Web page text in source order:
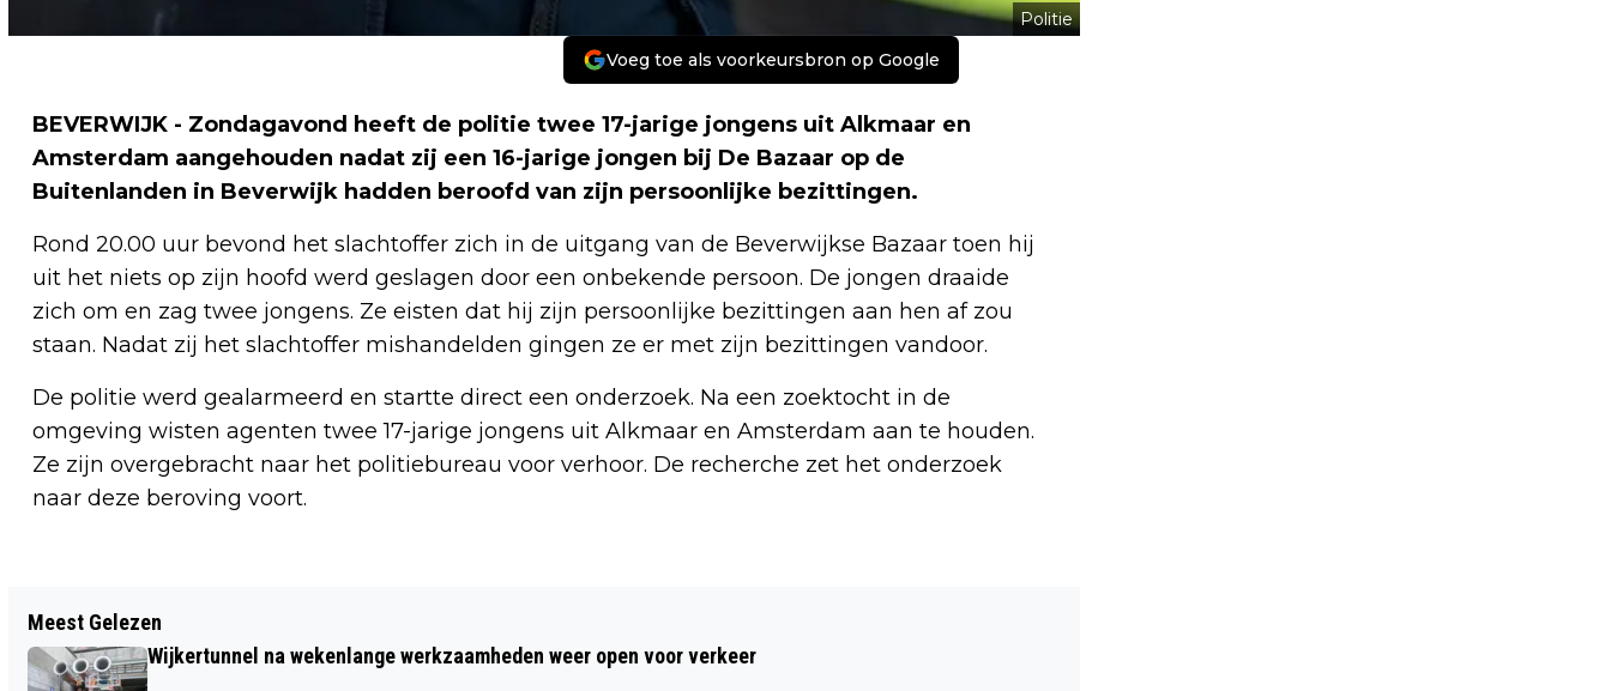
Politie
Voeg toe als voorkeursbron op Google
BEVERWIJK - Zondagavond heeft de politie twee 17-jarige jongens uit Alkmaar en
Amsterdam aangehouden nadat zij een 16-jarige jongen bij De Bazaar op de
Buitenlanden in Beverwijk hadden beroofd van zijn persoonlijke bezittingen.
Rond 20.00 uur bevond het slachtoffer zich in de uitgang van de Beverwijkse Bazaar toen hij
uit het niets op zijn hoofd werd geslagen door een onbekende persoon. De jongen draaide
zich om en zag twee jongens. Ze eisten dat hij zijn persoonlijke bezittingen aan hen af zou
staan. Nadat zij het slachtoffer mishandelden gingen ze er met zijn bezittingen vandoor.
De politie werd gealarmeerd en startte direct een onderzoek. Na een zoektocht in de
omgeving wisten agenten twee 17-jarige jongens uit Alkmaar en Amsterdam aan te houden.
Ze zijn overgebracht naar het politiebureau voor verhoor. De recherche zet het onderzoek
naar deze beroving voort.
100% HOLLANDSE HITS LIVE
DONDERDAG IN KENNEMER THEATER
VOOR GEBRUIK MOBIELE TELEFOONS
Meest Gelezen
Wijkertunnel na wekenlange werkzaamheden weer open voor verkeer